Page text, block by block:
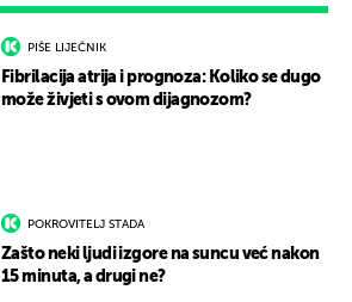
PIŠE LIJEČNIK
Fibrilacija atrija i prognoza: Koliko se dugo
može živjeti s ovom dijagnozom?
POKROVITELJ STADA
Zašto neki ljudi izgore na suncu već nakon
15 minuta, a drugi ne?